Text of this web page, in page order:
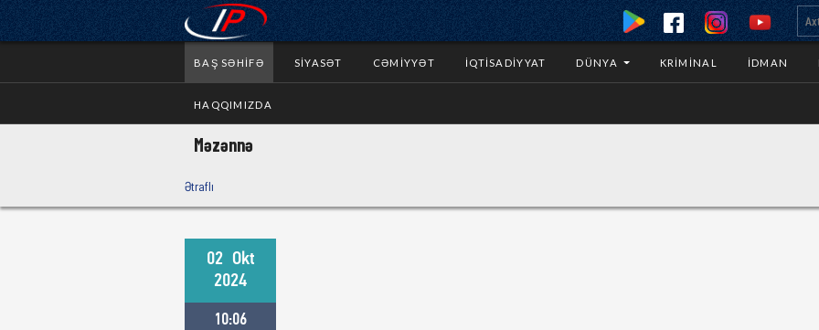
BAŞ SƏHIFƏ SIYASƏT CƏMIYYƏT İQTISADIYYAT DÜNYA KRIMINAL İDMAN
HAQQIMIZDA
Məzənnə
Ətraflı
02 Okt
2024
10:06